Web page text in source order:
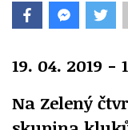
19. 04. 2019 -
Na Zelený